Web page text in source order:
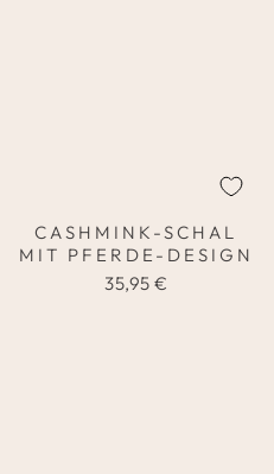
CASHMINK-SCHAL
MIT PFERDE-DESIGN
35,95 €